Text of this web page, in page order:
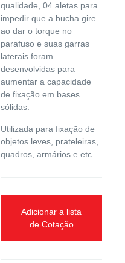
qualidade, 04 aletas para
impedir que a bucha gire
ao dar o torque no
parafuso e suas garras
laterais foram
desenvolvidas para
aumentar a capacidade
de fixação em bases
sólidas.
Utilizada para fixação de
objetos leves, prateleiras,
quadros, armários e etc.
Adicionar a lista
de Cotação